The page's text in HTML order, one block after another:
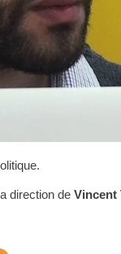
direction de Vincent